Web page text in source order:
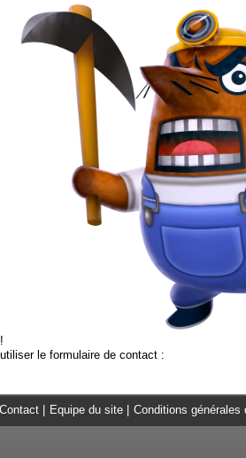
le formulaire de contact :
Contact Equipe du site Conditions générales